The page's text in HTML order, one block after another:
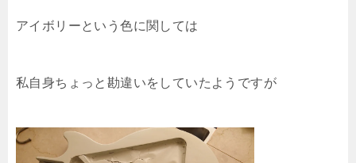
アイボリーという色に関しては
私自身ちょっと勘違いをしていたようですが